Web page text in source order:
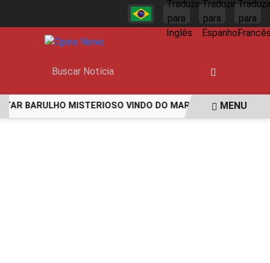
MISTERIOSO VINDO DO MAR MULHER É AGREDIDA
MENU